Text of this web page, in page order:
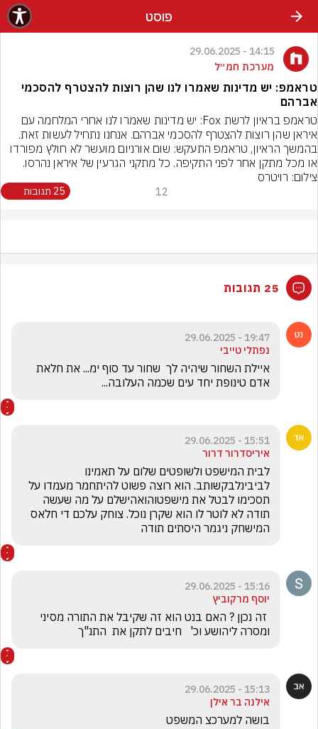
פוסט
14:15 - 29.06.2025
מערכת חמ״ל
טראמפ: יש מדינות שאמרו לנו שהן רוצות להצטרף להסכמי
אברהם
איראן שהן רוצות להצטרף להסכמי אברהם. אנחנו נתחיל לעשות זאת.
או מכל מתקן אחר לפני התקיפה. כל מתקני הגרעין של איראן נהרסו.
צילום: רויטרס
12 25 תגובות
25 תגובות
19:47 - 29.06.2025
נפתלי טייבי
אדם טינופת יחד עים שכמה העלובה...
15:51 - 29.06.2025
איריסדרור דרור
המישחק ניגמר היסתים תודה
15:16 - 29.06.2025
יוסף מרקוביץ
ומסרה ליהושע וכ'   חיבים לתקן את  התנ"ך
15:13 - 29.06.2025
אילנה בר אילן
בושה למערכצ המשפט